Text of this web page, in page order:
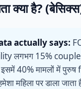
क्या है?
actually says:
लगभग 15% couples
40% मामलों में पुरुष
महिला पर डाला